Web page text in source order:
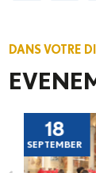
DANS VOTRE
18
SEPTEMBER